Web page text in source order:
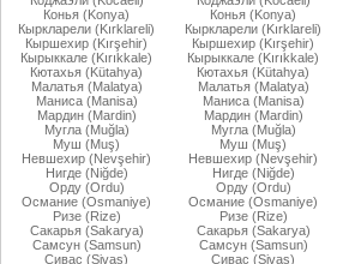
Конья (Konya)
Кыркларели (Kırklareli)
Кыршехир (Kırşehir)
Кырыккале (Kırıkkale)
Кютахья (Kütahya)
Малатья (Malatya)
Маниса (Manisa)
Мардин (Mardin)
Мугла (Muğla)
Муш (Muş)
Невшехир (Nevşehir)
Нигде (Niğde)
Орду (Ordu)
Османие (Osmaniye)
Ризе (Rize)
Сакарья (Sakarya)
Самсун (Samsun)
Сивас (Sivas)
Конья (Konya)
Кыркларели (Kırklareli)
Кыршехир (Kırşehir)
Кырыккале (Kırıkkale)
Кютахья (Kütahya)
Малатья (Malatya)
Маниса (Manisa)
Мардин (Mardin)
Мугла (Muğla)
Муш (Muş)
Невшехир (Nevşehir)
Нигде (Niğde)
Орду (Ordu)
Османие (Osmaniye)
Ризе (Rize)
Сакарья (Sakarya)
Самсун (Samsun)
Сивас (Sivas)